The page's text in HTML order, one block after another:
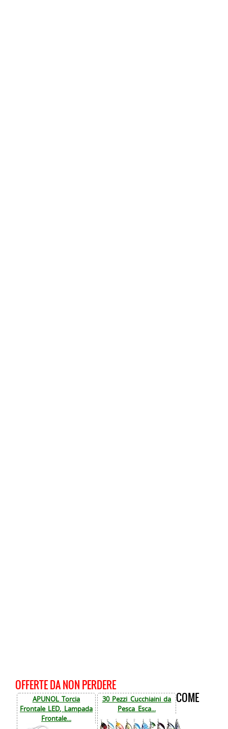
OFFERTE DA NON PERDERE
APUNOL Torcia
Frontale LED, Lampada
Frontale...
30 Pezzi Cucchiaini da
Pesca Esca...
COME